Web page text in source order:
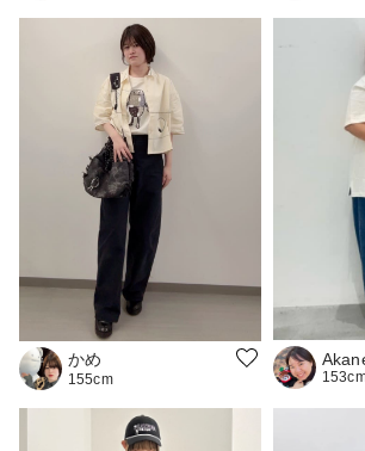
かめ
155cm